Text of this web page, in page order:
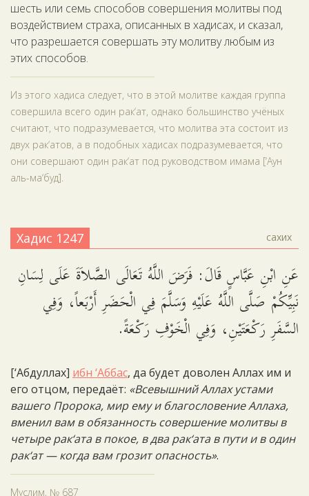
шесть или семь способов совершения молитвы под
воздействием страха, описанных в хадисах, и сказал,
что разрешается совершать эту молитву любым из
этих способов.
Из этого хадиса следует, что в этой молитве каждая группа
совершила всего один рак‘ат, однако большинство учёных
считают, что подразумевается, что молитва эта состоит из
двух рак‘атов, а в подобных хадисах подразумевается, что
они совершают один рак‘ат под руководством имама [‘Аун
аль-ма‘буд].
Хадис 1247 сахих
عَنِ ابْنِ عَبَّاسٍ قَالَ: فَرَضَ اللَّهُ تَعَالَى الصَّلاَةَ عَلَى لِسَانِ
نَبِيِّكُمْ صَلَّى اللَّهُ عَلَيْهِ وَسَلَّمَ فِي الْحَضَرِ أَرْبَعاً، وَفِي
السَّفَرِ رَكْعَتَيْنِ، وَفِي الْخَوْفِ رَكْعَةً.
[‘Абдуллах] ибн ‘Аббас, да будет доволен Аллах им и
его отцом, передаёт: «Всевышний Аллах устами
вашего Пророка, мир ему и благословение Аллаха,
вменил вам в обязанность совершение молитвы в
четыре рак‘ата в покое, в два рак‘ата в пути и в один
рак‘ат — когда вам грозит опасность».
Муслим, № 687